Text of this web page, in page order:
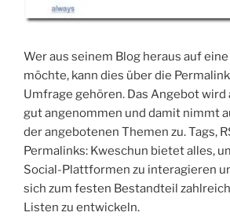
Wer aus seinem Blog heraus auf
möchte, kann dies über die
Umfrage gehören. Das Angebot
gut angenommen und damit nimmt
der angebotenen Themen zu. Tags,
Permalinks: Kweschun bietet alles,
Social-Plattformen zu interagieren
sich zum festen Bestandteil
Listen zu entwickeln.